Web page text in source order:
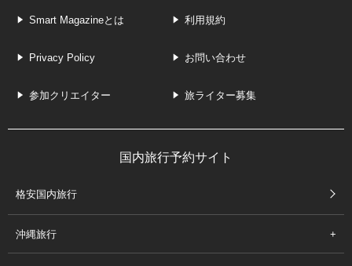
Smart Magazineとは 利用規約
Privacy Policy お問い合わせ
参加クリエイター 旅ライター募集
国内旅行予約サイト
格安国内旅行
沖縄旅行